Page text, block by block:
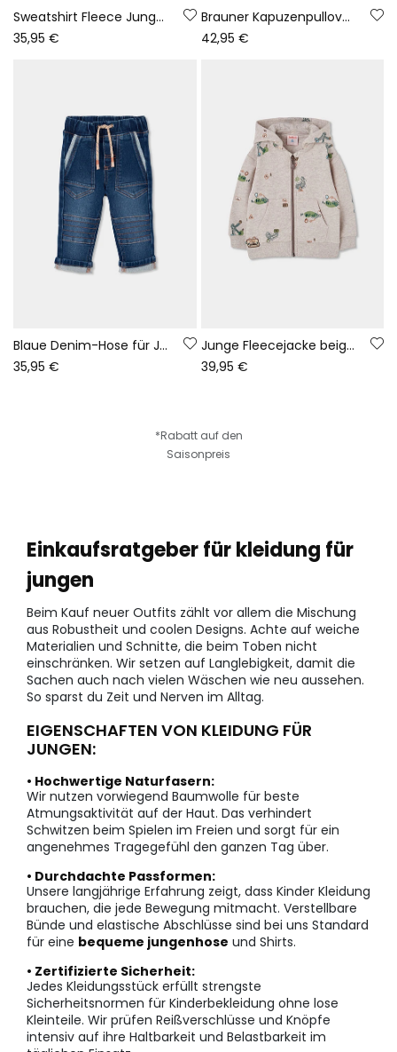
Sweatshirt Fleece Junge Rohweiß Dreifarbig Hiking Adventures
35,95 €
Brauner Kapuzenpullover für Kinder mit Patches
42,95 €
Blaue Denim-Hose für Jungen mit Kordelzug
35,95 €
Junge Fleecejacke beige Abenteuerdruck
39,95 €
*Rabatt auf den
Saisonpreis
Einkaufsratgeber für kleidung für
jungen
Beim Kauf neuer Outfits zählt vor allem die Mischung
aus Robustheit und coolen Designs. Achte auf weiche
Materialien und Schnitte, die beim Toben nicht
einschränken. Wir setzen auf Langlebigkeit, damit die
Sachen auch nach vielen Wäschen wie neu aussehen.
So sparst du Zeit und Nerven im Alltag.
EIGENSCHAFTEN VON KLEIDUNG FÜR
JUNGEN:
• Hochwertige Naturfasern:
Wir nutzen vorwiegend Baumwolle für beste
Atmungsaktivität auf der Haut. Das verhindert
Schwitzen beim Spielen im Freien und sorgt für ein
angenehmes Tragegefühl den ganzen Tag über.
• Durchdachte Passformen:
Unsere langjährige Erfahrung zeigt, dass Kinder Kleidung
brauchen, die jede Bewegung mitmacht. Verstellbare
Bünde und elastische Abschlüsse sind bei uns Standard
für eine bequeme jungenhose und Shirts.
• Zertifizierte Sicherheit:
Jedes Kleidungsstück erfüllt strengste
Sicherheitsnormen für Kinderbekleidung ohne lose
Kleinteile. Wir prüfen Reißverschlüsse und Knöpfe
intensiv auf ihre Haltbarkeit und Belastbarkeit im